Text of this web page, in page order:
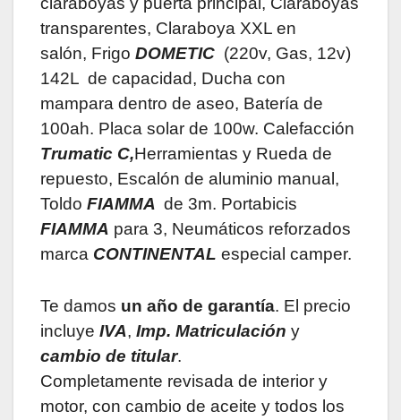
transparentes, Claraboya XXL en
salón, Frigo DOMETIC (220v, Gas, 12v)
142L de capacidad, Ducha con
mampara dentro de aseo, Batería de
100ah. Placa solar de 100w. Calefacción
Trumatic C,Herramientas y Rueda de
repuesto, Escalón de aluminio manual,
Toldo FIAMMA de 3m. Portabicis
FIAMMA para 3, Neumáticos reforzados
marca CONTINENTAL especial camper.
Te damos un año de garantía. El precio
incluye IVA, Imp. Matriculación y
cambio de titular.
Completamente revisada de interior y
motor, con cambio de aceite y todos los